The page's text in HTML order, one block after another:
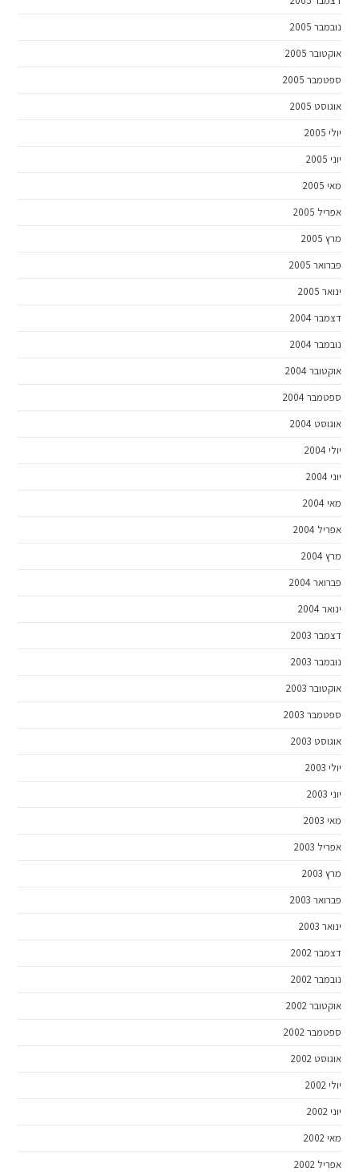
נובמבר 2005
אוקטובר 2005
ספטמבר 2005
אוגוסט 2005
יולי 2005
יוני 2005
מאי 2005
אפריל 2005
מרץ 2005
פברואר 2005
ינואר 2005
דצמבר 2004
נובמבר 2004
אוקטובר 2004
ספטמבר 2004
אוגוסט 2004
יולי 2004
יוני 2004
מאי 2004
אפריל 2004
מרץ 2004
פברואר 2004
ינואר 2004
דצמבר 2003
נובמבר 2003
אוקטובר 2003
ספטמבר 2003
אוגוסט 2003
יולי 2003
יוני 2003
מאי 2003
אפריל 2003
מרץ 2003
פברואר 2003
ינואר 2003
דצמבר 2002
נובמבר 2002
אוקטובר 2002
ספטמבר 2002
אוגוסט 2002
יולי 2002
יוני 2002
מאי 2002
אפריל 2002